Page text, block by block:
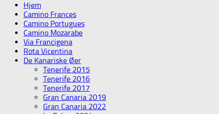
Hjem
Camino Frances
Camino Portugues
Camino Mozarabe
Via Francigena
Rota Vicentina
De Kanariske Øer
Tenerife 2015
Tenerife 2016
Tenerife 2017
Gran Canaria 2019
Gran Canaria 2022